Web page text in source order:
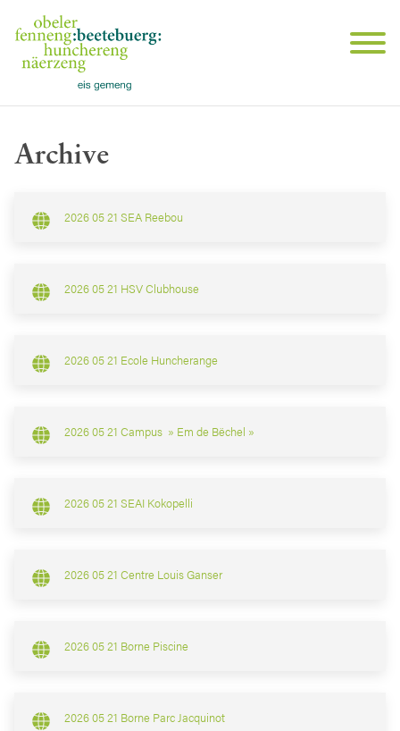
Archive
2026 05 21 SEA Reebou
2026 05 21 HSV Clubhouse
2026 05 21 Ecole Huncherange
2026 05 21 Campus » Em de Bëchel »
2026 05 21 SEAI Kokopelli
2026 05 21 Centre Louis Ganser
2026 05 21 Borne Piscine
2026 05 21 Borne Parc Jacquinot